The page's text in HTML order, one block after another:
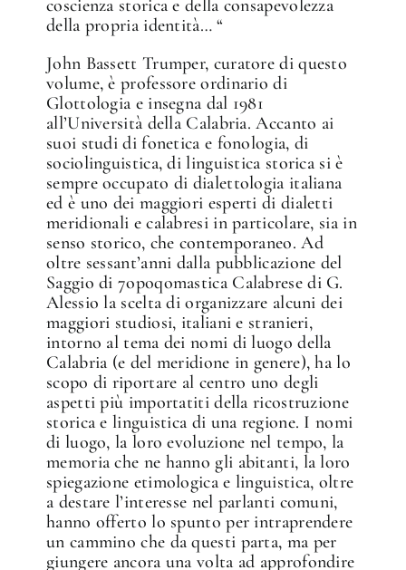
coscienza storica e della consapevolezza
della propria identità… “
John Bassett Trumper, curatore di questo
volume, è professore ordinario di
Glottologia e insegna dal 1981
all’Università della Calabria. Accanto ai
suoi studi di fonetica e fonologia, di
sociolinguistica, di linguistica storica si è
sempre occupato di dialettologia italiana
ed è uno dei maggiori esperti di dialetti
meridionali e calabresi in particolare, sia in
senso storico, che contemporaneo. Ad
oltre sessant’anni dalla pubblicazione del
Saggio di 7opoqomastica Calabrese di G.
Alessio la scelta di organizzare alcuni dei
maggiori studiosi, italiani e stranieri,
intorno al tema dei nomi di luogo della
Calabria (e del meridione in genere), ha lo
scopo di riportare al centro uno degli
aspetti più importatiti della ricostruzione
storica e linguistica di una regione. I nomi
di luogo, la loro evoluzione nel tempo, la
memoria che ne hanno gli abitanti, la loro
spiegazione etimologica e linguistica, oltre
a destare l’interesse nel parlanti comuni,
hanno offerto lo spunto per intraprendere
un cammino che da questi parta, ma per
giungere ancora una volta ad approfondire